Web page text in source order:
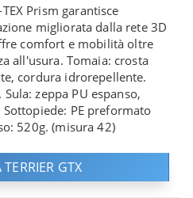
Prism garantisce
migliorata dalla rete 3D
comfort e mobilità oltre
all'usura. Tomaia: crosta
cordura idrorepellente.
Sula: zeppa PU espanso,
PE preformato
520g. (misura 42)
TERRIER GTX